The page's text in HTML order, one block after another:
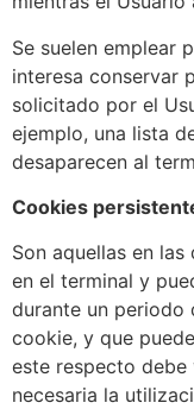
Se suelen emplear
interesa conservar
solicitado por el
ejemplo, una lista
desaparecen al
Cookies
Son aquellas en
en el terminal y
durante un periodo
cookie, y que
este respecto debe
necesaria la